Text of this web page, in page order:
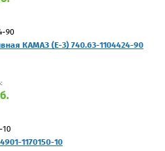
90
КАМАЗ (Е-3) 740.63-1104424-90
10
1170150-10